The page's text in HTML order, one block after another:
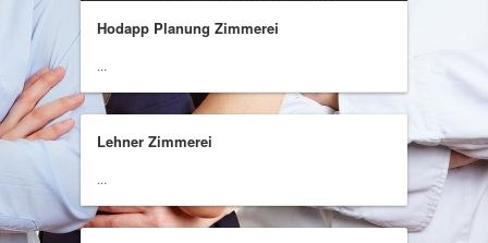
Hodapp Planung Zimmerei
...
Lehner Zimmerei
...